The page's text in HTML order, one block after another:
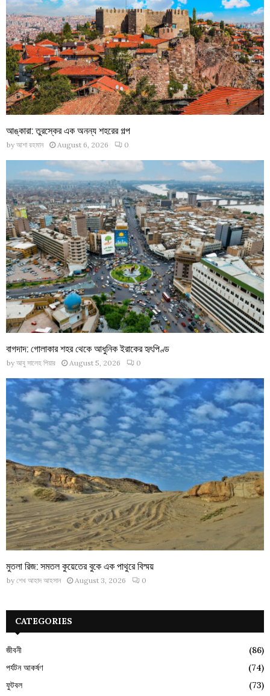
আঙ্কারা: তুরস্কের এক অনন্য শহরের গল্প
by আশা রহমান August 6, 2026 0
বাগদাদ: গোলাকার শহর থেকে আধুনিক ইরাকের হৃৎপিণ্ড
by আবু সালেহ পিয়ার August 5, 2026 0
মুতলা রিজ: সমতল কুয়েতের বুকে এক পাথুরে বিস্ময়
by শেখ আহাদ আহসান August 3, 2026 0
CATEGORIES
জীবনী
(86)
পর্যটন আকর্ষণ
(74)
ফুটবল
(73)